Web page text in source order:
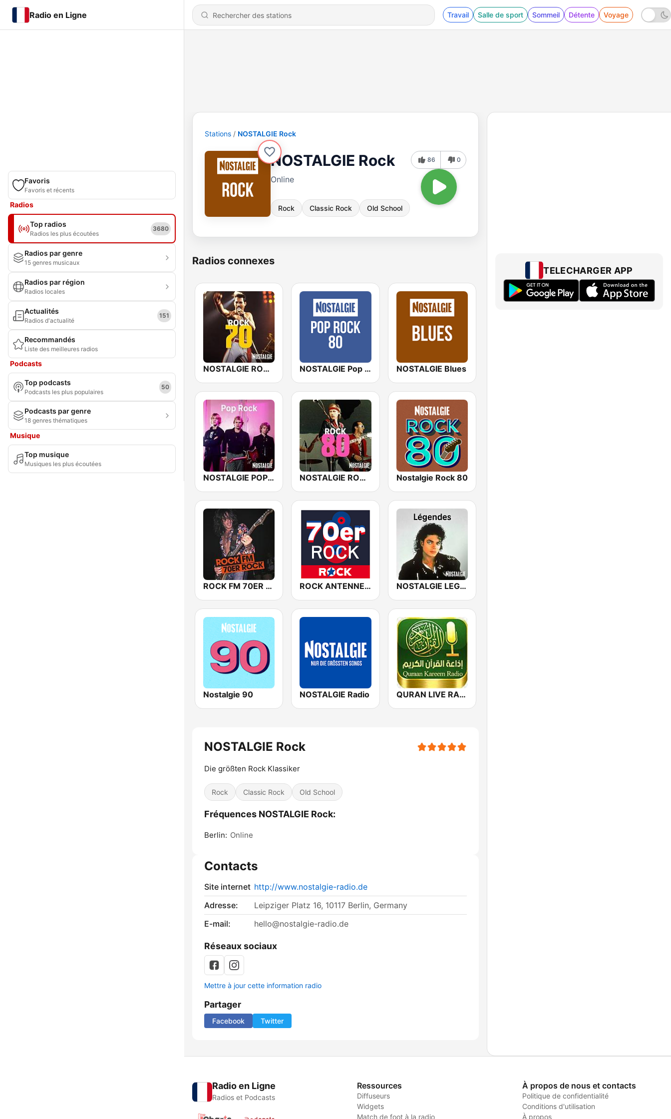
Radio en Ligne Travail Salle de sport Sommeil Détente Voyage
Favoris
Favoris et récents
Radios
Top radios
Radios les plus écoutées
3680
Radios par genre
15 genres musicaux
Radios par région
Radios locales
Actualités
Radios d'actualité
151
Recommandés
Liste des meilleures radios
Podcasts
Top podcasts
Podcasts les plus populaires
50
Podcasts par genre
18 genres thématiques
Musique
Top musique
Musiques les plus écoutées
Stations NOSTALGIE Rock
NOSTALGIE Rock
Online
Rock Classic Rock Old School
86 0
Radios connexes
NOSTALGIE ROCK 70 NOSTALGIE Pop Rock 80 NOSTALGIE Blues
NOSTALGIE POP ROCK NOSTALGIE ROCK 80 Nostalgie Rock 80
ROCK FM 70ER ROCK ROCK ANTENNE 70er Rock NOSTALGIE LEGENDES
Nostalgie 90 NOSTALGIE Radio QURAN LIVE RADIO
NOSTALGIE Rock
Die größten Rock Klassiker
Rock Classic Rock Old School
Fréquences NOSTALGIE Rock:
Berlin: Online
Contacts
Site internet http://www.nostalgie-radio.de
Adresse:
Leipziger Platz 16, 10117 Berlin, Germany
E-mail:
hello@nostalgie-radio.de
Réseaux sociaux
Mettre à jour cette information radio
Partager
Facebook Twitter
TELECHARGER APP
Radio en Ligne
Radios et Podcasts
Ressources
Diffuseurs
Widgets
Match de foot à la radio
À propos de nous et contacts
Politique de confidentialité
Conditions d'utilisation
À propos